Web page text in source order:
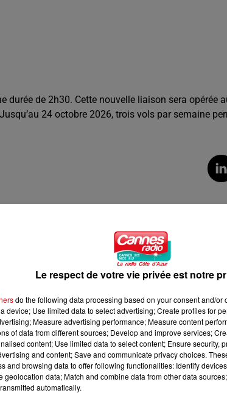
durée de 2h30. Cette nouvelle liaison sera opérée
24 octobre 2026, trois vols par semaine
Le respect de votre vie privée est notre
do the following data processing based on your consent and/or
device; Use limited data to select advertising; Create profiles for
Measure advertising performance; Measure content
of data from different sources; Develop and improve services;
content; Use limited data to select content; Ensure security,
and content; Save and communicate privacy choices.
and browsing data to offer following functionalities: Identify
geolocation data; Match and combine data from other data
automatically.